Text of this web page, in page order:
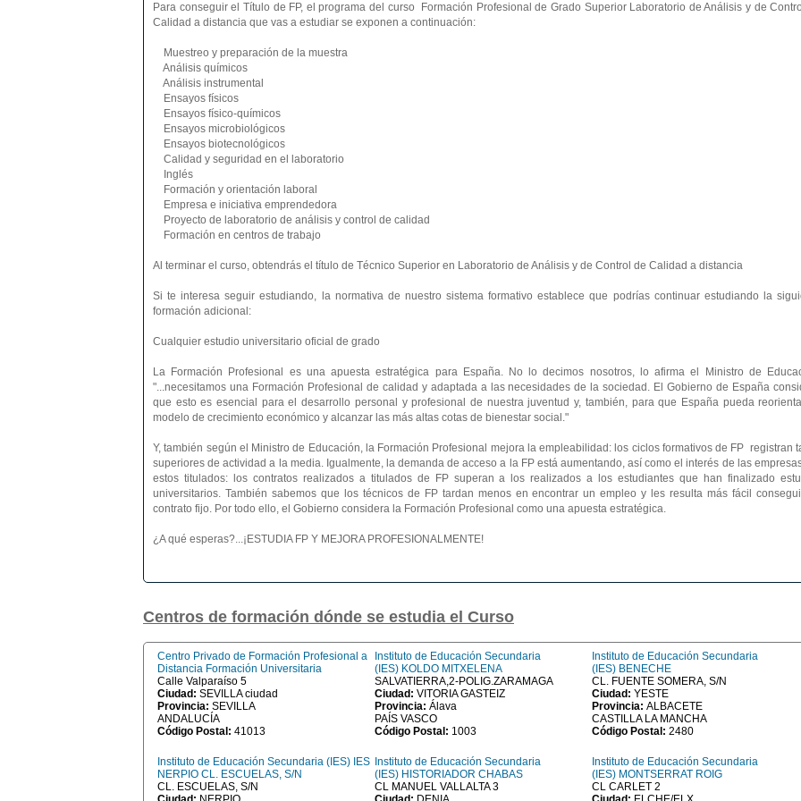
Para conseguir el Título de FP, el programa del curso Formación Profesional de Grado Superior Laboratorio de Análisis y de
Calidad a distancia que vas a estudiar se exponen a continuación:
Muestreo y preparación de la muestra
Análisis químicos
Análisis instrumental
Ensayos físicos
Ensayos físico-químicos
Ensayos microbiológicos
Ensayos biotecnológicos
Calidad y seguridad en el laboratorio
Inglés
Formación y orientación laboral
Empresa e iniciativa emprendedora
Proyecto de laboratorio de análisis y control de calidad
Formación en centros de trabajo
Al terminar el curso, obtendrás el título de Técnico Superior en Laboratorio de Análisis y de Control de Calidad a distancia
Si te interesa seguir estudiando, la normativa de nuestro sistema formativo establece que podrías continuar estudiando la
formación adicional:
Cualquier estudio universitario oficial de grado
La Formación Profesional es una apuesta estratégica para España. No lo decimos nosotros, lo afirma el Ministro de
"...necesitamos una Formación Profesional de calidad y adaptada a las necesidades de la sociedad. El Gobierno de España
que esto es esencial para el desarrollo personal y profesional de nuestra juventud y, también, para que España pueda
modelo de crecimiento económico y alcanzar las más altas cotas de bienestar social."
Y, también según el Ministro de Educación, la Formación Profesional mejora la empleabilidad: los ciclos formativos de FP registran
superiores de actividad a la media. Igualmente, la demanda de acceso a la FP está aumentando, así como el interés de las
estos titulados: los contratos realizados a titulados de FP superan a los realizados a los estudiantes que han finalizado
universitarios. También sabemos que los técnicos de FP tardan menos en encontrar un empleo y les resulta más fácil
contrato fijo. Por todo ello, el Gobierno considera la Formación Profesional como una apuesta estratégica.
¿A qué esperas?...¡ESTUDIA FP Y MEJORA PROFESIONALMENTE!
Centros de formación dónde se estudia el Curso
Centro Privado de Formación Profesional a
Distancia Formación Universitaria
Calle Valparaíso 5
Ciudad: SEVILLA ciudad
Provincia: SEVILLA
ANDALUCÍA
Código Postal: 41013
Instituto de Educación Secundaria
(IES) KOLDO MITXELENA
SALVATIERRA,2-POLIG.ZARAMAGA
Ciudad: VITORIA GASTEIZ
Provincia: Álava
PAÍS VASCO
Código Postal: 1003
Instituto de Educación Secundaria
(IES) BENECHE
CL. FUENTE SOMERA, S/N
Ciudad: YESTE
Provincia: ALBACETE
CASTILLA LA MANCHA
Código Postal: 2480
Instituto de Educación Secundaria (IES) IES
NERPIO CL. ESCUELAS, S/N
CL. ESCUELAS, S/N
Instituto de Educación Secundaria
(IES) HISTORIADOR CHABAS
CL MANUEL VALLALTA 3
Instituto de Educación Secundaria
(IES) MONTSERRAT ROIG
CL CARLET 2